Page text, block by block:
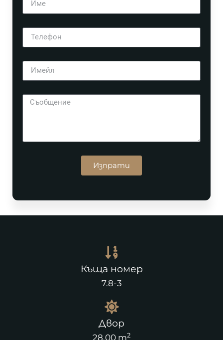
Изпрати
Къща номер
7.8-3
Двор
28.00 m2